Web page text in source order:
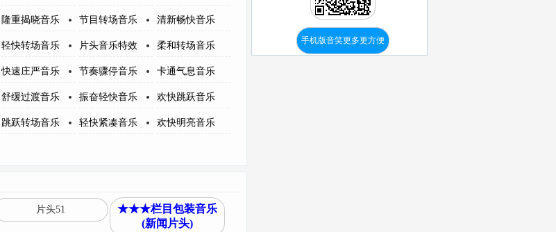
隆重揭晓音乐 节目转场音乐 清新畅快音乐
轻快转场音乐 片头音乐特效 柔和转场音乐
快速庄严音乐 节奏骤停音乐 卡通气息音乐
舒缓过渡音乐 振奋轻快音乐 欢快跳跃音乐
跳跃转场音乐 轻快紧凑音乐 欢快明亮音乐
片头51
★★★栏目包装音乐
(新闻片头)
手机版音笑更多更方便